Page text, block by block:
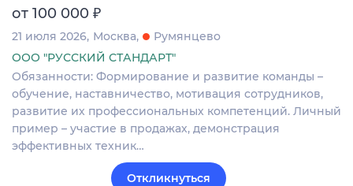
от 100 000 ₽
21 июля 2026 Москва
Румянцево
ООО "РУССКИЙ СТАНДАРТ"
Обязанности: Формирование и развитие команды –
обучение, наставничество, мотивация сотрудников,
развитие их профессиональных компетенций. Личный
пример – участие в продажах, демонстрация
эффективных техник…
Откликнуться